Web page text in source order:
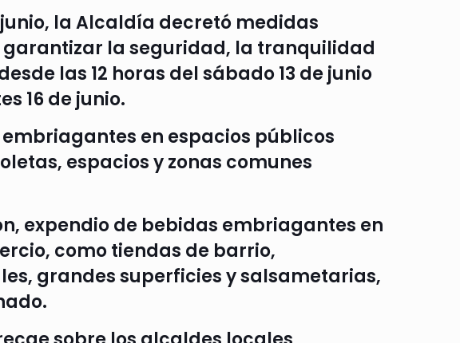
la Alcaldía decretó medidas
la seguridad, la tranquilidad
las 12 horas del sábado 13 de junio
16 de junio.
en espacios públicos
espacios y zonas comunes
expendio de bebidas embriagantes en
como tiendas de barrio,
grandes superficies y salsametarias,